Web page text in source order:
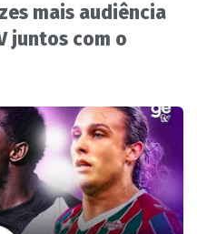
mais audiência
juntos com o